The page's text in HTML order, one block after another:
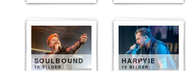
SOULBOUND
10 BILDER
HARPYIE
10 BILDER